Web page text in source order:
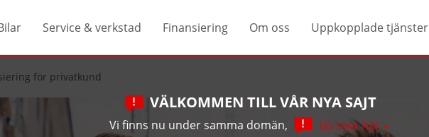
Service & verkstad Finansiering Om oss Uppkopplade tjänster
för privatkund
VÄLKOMMEN TILL VÅR NYA SAJT
Vi finns nu under samma domän, läs mer här »